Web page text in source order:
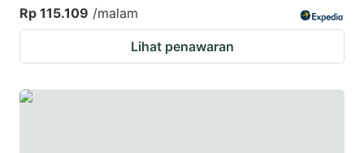
Rp 115.109 /malam
Lihat penawaran